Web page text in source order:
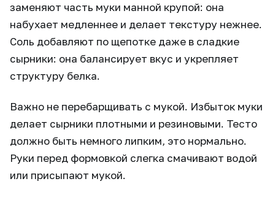
заменяют часть муки манной крупой: она
набухает медленнее и делает текстуру нежнее.
Соль добавляют по щепотке даже в сладкие
сырники: она балансирует вкус и укрепляет
структуру белка.
Важно не перебарщивать с мукой. Избыток муки
делает сырники плотными и резиновыми. Тесто
должно быть немного липким, это нормально.
Руки перед формовкой слегка смачивают водой
или присыпают мукой.